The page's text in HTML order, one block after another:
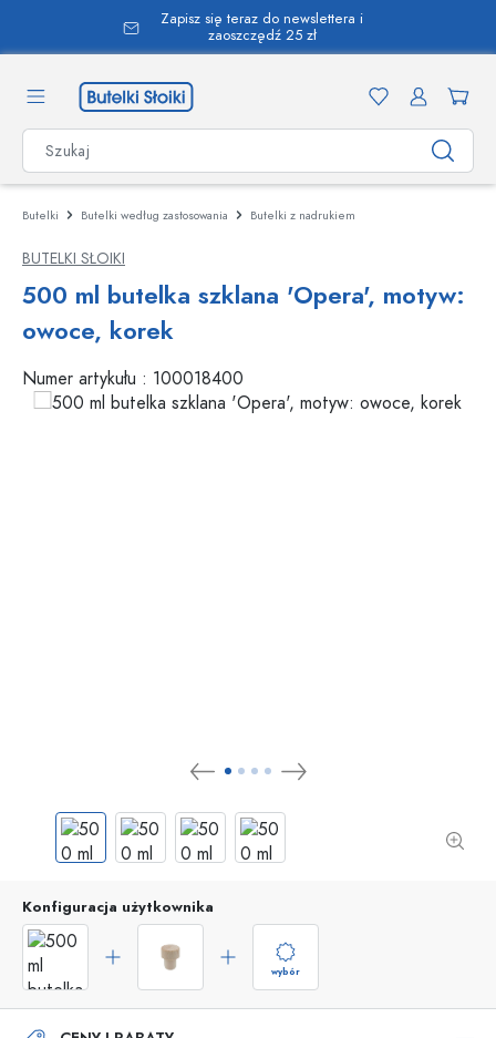
zawartości
Zapisz się teraz do newslettera i
zaoszczędź 25 zł
Butelki Butelki według zastosowania Butelki z nadrukiem
BUTELKI SŁOIKI
500 ml butelka szklana 'Opera', motyw:
owoce, korek
Numer artykułu : 100018400
Konfiguracja użytkownika
wybór